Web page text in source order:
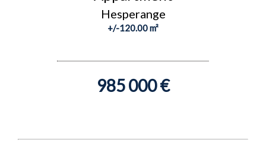
Hesperange
+/-120.00 m²
985 000 €